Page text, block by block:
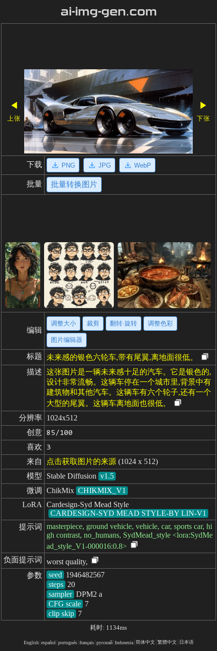
ai-img-gen.com
◀
上张
▶
下张
下载 PNG JPG WebP
批量 批量转换图片
编辑
调整大小 裁剪 翻转·旋转 调整色彩
图片编辑器
标题
未来感的银色六轮车,带有尾翼,离地面很低。
描述 这张图片是一辆未来感十足的汽车。它是银色的,
设计非常流畅。这辆车停在一个城市里,背景中有
建筑物和其他汽车。这辆车有六个轮子,还有一个
大型的尾翼。这辆车离地面也很低。
分辨率 1024x512
创意 85/100
喜欢 3
来自 点击获取图片的来源 (1024 x 512)
模型
Stable Diffusion v1.5
微调
ChikMix CHIKMIX_V1
LoRA
Cardesign-Syd Mead Style
CARDESIGN-SYD MEAD STYLE-BY LIN-V1
提示词
masterpiece, ground vehicle, vehicle, car, sports car, hi
gh contrast, no_humans, SydMead_style <lora:SydMe
ad_style_V1-000016:0.8>
负面提示词
worst quality,
参数
seed
steps
sampler
CFG scale
clip skip 7
耗时: 1134ms
English español portugués français русский Indonesia 简体中文 繁體中文 日本语